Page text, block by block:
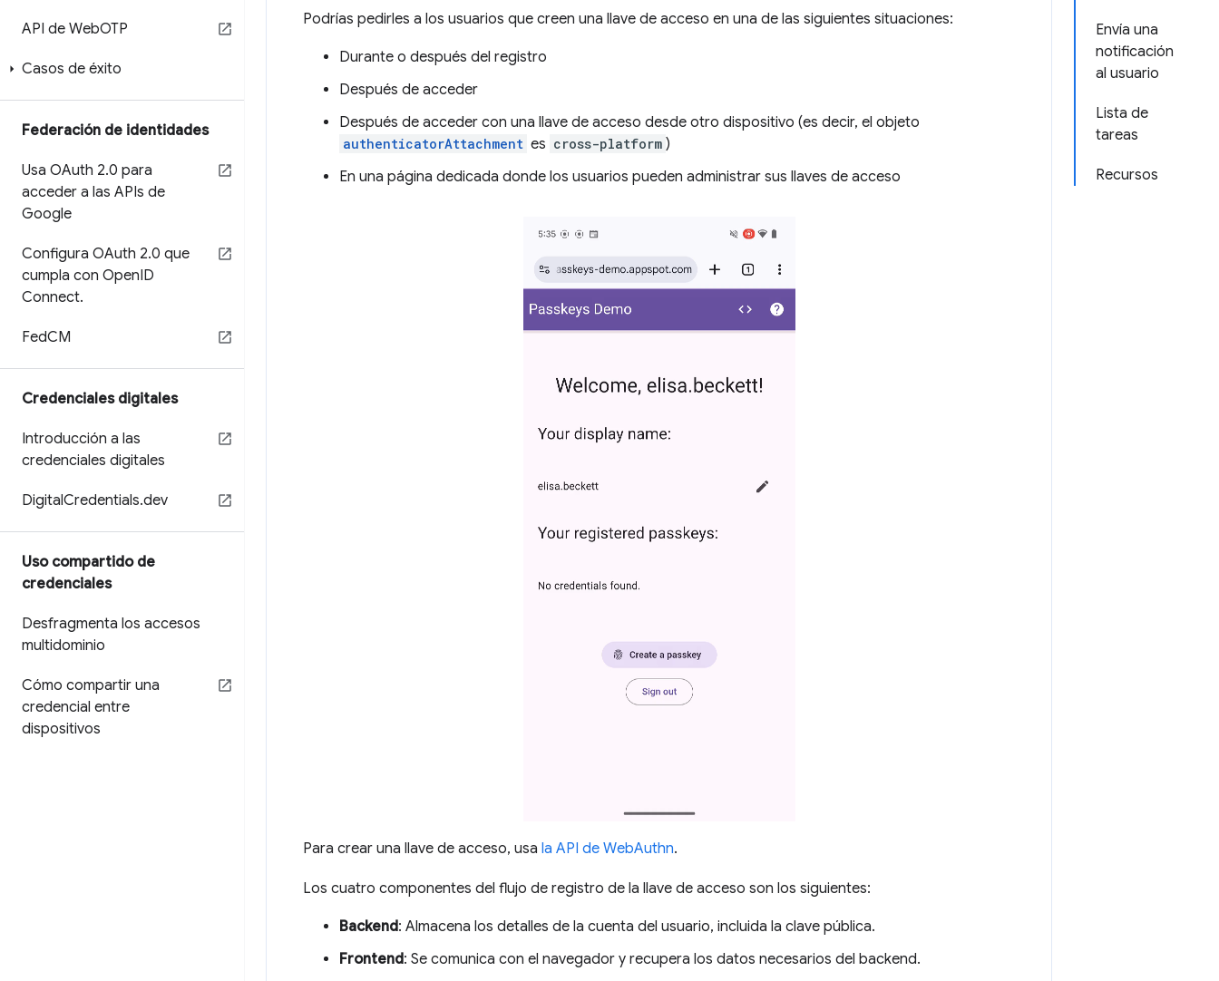
API de WebOTP
Casos de éxito
Federación de identidades
Usa OAuth 2.0 para
acceder a las APIs de
Google
Configura OAuth 2.0 que
cumpla con OpenID
Connect.
FedCM
Credenciales digitales
Introducción a las
credenciales digitales
DigitalCredentials.dev
Uso compartido de
credenciales
Desfragmenta los accesos
multidominio
Cómo compartir una
credencial entre
dispositivos
Envía una
notificación
al usuario
Lista de
tareas
Recursos
Podrías pedirles a los usuarios que creen una llave de acceso en una de las siguientes situaciones:
Durante o después del registro
Después de acceder
Después de acceder con una llave de acceso desde otro dispositivo (es decir, el objeto
authenticatorAttachment es cross-platform )
En una página dedicada donde los usuarios pueden administrar sus llaves de acceso
Para crear una llave de acceso, usa la API de WebAuthn.
Los cuatro componentes del flujo de registro de la llave de acceso son los siguientes:
Backend: Almacena los detalles de la cuenta del usuario, incluida la clave pública.
Frontend: Se comunica con el navegador y recupera los datos necesarios del backend.